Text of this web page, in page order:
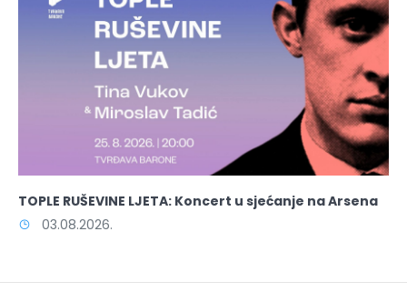
TOPLE RUŠEVINE LJETA: Koncert u sjećanje na Arsena
03.08.2026.